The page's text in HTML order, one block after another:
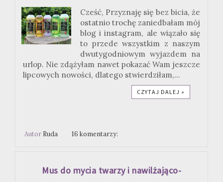
Cześć, Przyznaję się bez bicia, że
ostatnio trochę zaniedbałam mój
blog i instagram, ale wiązało się
to przede wszystkim z naszym
dwutygodniowym wyjazdem na
urlop. Nie zdążyłam nawet pokazać Wam jeszcze
lipcowych nowości, dlatego stwierdziłam,...
CZYTAJ DALEJ »
Autor Ruda 16 komentarzy:
Mus do mycia twarzy i nawilżająco-